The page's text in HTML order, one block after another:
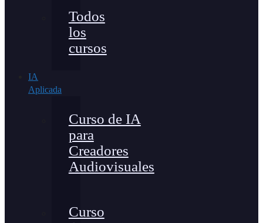
Todos
los
cursos
IA
Aplicada
Curso de IA
para
Creadores
Audiovisuales
Curso